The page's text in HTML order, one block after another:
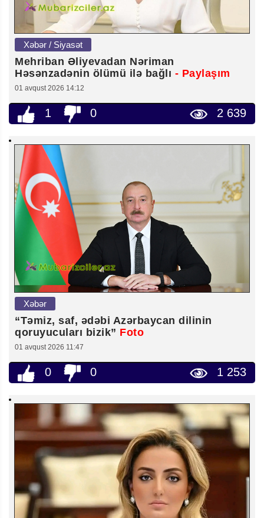
Xəbər / Siyasət
Mehriban Əliyevadan Nəriman
Həsənzadənin ölümü ilə bağlı - Paylaşım
01 avqust 2026 14:12
1 0 2 639
Xəbər
“Təmiz, saf, ədəbi Azərbaycan dilinin
qoruyucuları bizik” Foto
01 avqust 2026 11:47
0 0 1 253